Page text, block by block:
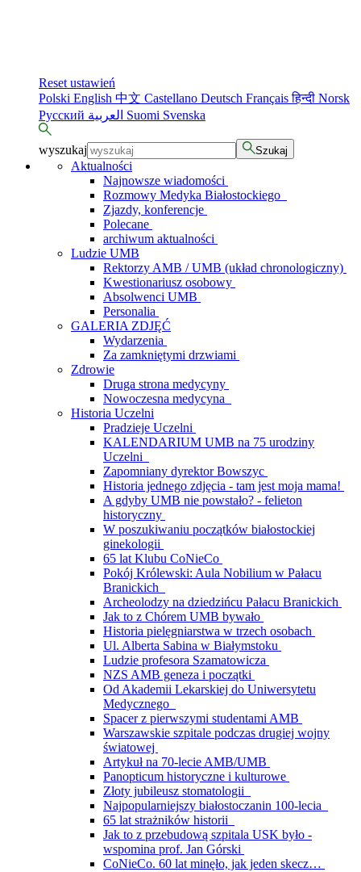
Reset ustawień
Polski English 中文 Castellano Deutsch Françaisहिन्दी Norsk
Русский
Suomi Svenska
wyszukaj Szukaj
Aktualności
Najnowsze wiadomości
Rozmowy Medyka Białostockiego
Zjazdy, konferencje
Polecane
archiwum aktualności
Ludzie UMB
Rektorzy AMB / UMB (układ chronologiczny)
Kwestionariusz osobowy
Absolwenci UMB
Personalia
GALERIA ZDJĘĆ
Wydarzenia
Za zamkniętymi drzwiami
Zdrowie
Druga strona medycyny
Nowoczesna medycyna
Historia Uczelni
Pradzieje Uczelni
KALENDARIUM UMB na 75 urodziny
Uczelni
Zapomniany dyrektor Bowszyc
Historia jednego zdjęcia - tam jest moja mama!
A gdyby UMB nie powstało? - felieton
historyczny
W poszukiwaniu początków białostockiej
ginekologii
65 lat Klubu CoNieCo
Pokój Królewski: Aula Nobilium w Pałacu
Branickich
Archeolodzy na dziedzińcu Pałacu Branickich
Jak to z Chórem UMB bywało
Historia pielęgniarstwa w trzech osobach
Ul. Alberta Sabina w Białymstoku
Ludzie profesora Szamatowicza
NZS AMB geneza i początki
Od Akademii Lekarskiej do Uniwersytetu
Medycznego
Spacer z pierwszymi studentami AMB
Warszawskie szpitale podczas drugiej wojny
światowej
Artykuł na 70-lecie AMB/UMB
Panopticum historyczne i kulturowe
Złoty jubileusz stomatologii
Najpopularniejszy białostoczanin 100-lecia
65 lat strażników historii
Jak to z przebudową szpitala USK było -
wspomina prof. Jan Górski
CoNieCo. 60 lat minęło, jak jeden skecz…